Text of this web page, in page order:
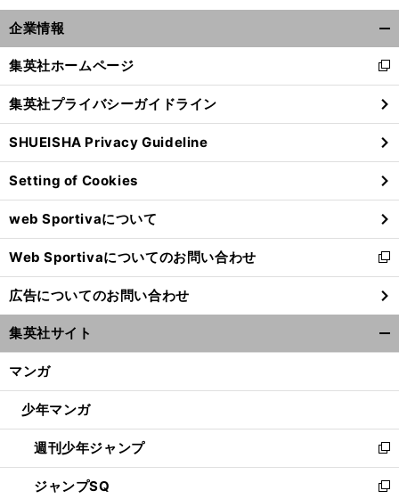
企業情報
閉
る
集英社ホームページ
新
し
い
ウ
ィ
ン
ド
ウ
で
開
く
集英社プライバシーガイドライン
SHUEISHA Privacy Guideline
Setting of Cookies
web Sportivaについて
Web Sportivaについてのお問い合わせ
新
し
い
ウ
ィ
ン
ウ
開
く
広告についてのお問い合わせ
集英社サイト
マンガ
少年マンガ
週刊少年ジャンプ
新
し
い
ジャンプSQ
新